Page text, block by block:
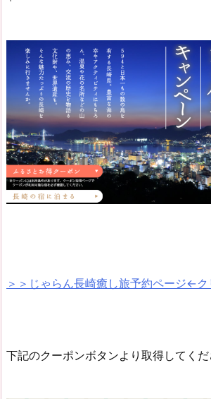
＞＞じゃらん長崎癒し旅予約ページ←ク
下記のクーポンボタンより取得してくだ